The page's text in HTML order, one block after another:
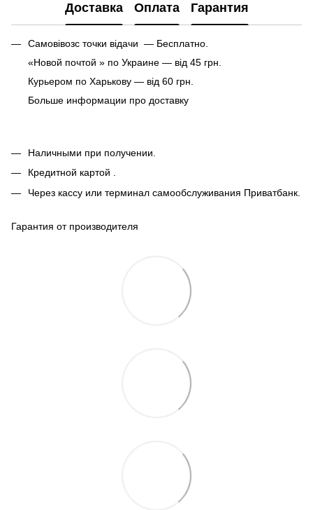
Доставка Оплата Гарантия
Самовівозс точки відачи — Бесплатно.
«Новой почтой » по Украине — від 45 грн.
Курьером по Харькову — від 60 грн.
Больше информации про доставку
Наличными при получении.
Кредитной картой .
Через кассу или терминал самообслуживания Приватбанк.
Гарантия от производителя